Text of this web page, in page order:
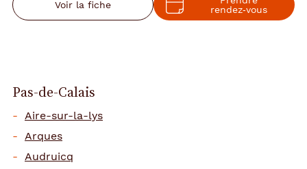
Voir la fiche
rendez‑vous
Pas-de-Calais
Aire-sur-la-lys
Arques
Audruicq